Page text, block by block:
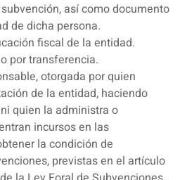
así como documento
de dicha persona.
fiscal de la entidad.
por transferencia.
otorgada por quien
de la entidad, haciendo
quien la administra o
incursos en las
la condición de
previstas en el artículo